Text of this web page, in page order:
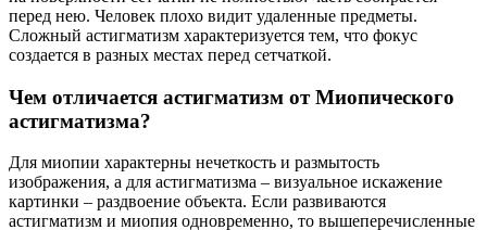
перед нею. Человек плохо видит удаленные предметы.
Сложный астигматизм характеризуется тем, что фокус
создается в разных местах перед сетчаткой.
Чем отличается астигматизм от Миопического
астигматизма?
Для миопии характерны нечеткость и размытость
изображения, а для астигматизма – визуальное искажение
картинки – раздвоение объекта. Если развиваются
астигматизм и миопия одновременно, то вышеперечисленные